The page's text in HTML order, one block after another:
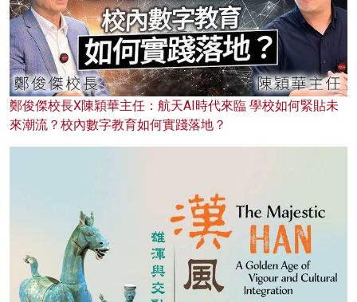
鄭俊傑校長X陳穎華主任：航天AI時代來臨 學校如何緊貼未
來潮流？校內數字教育如何實踐落地？